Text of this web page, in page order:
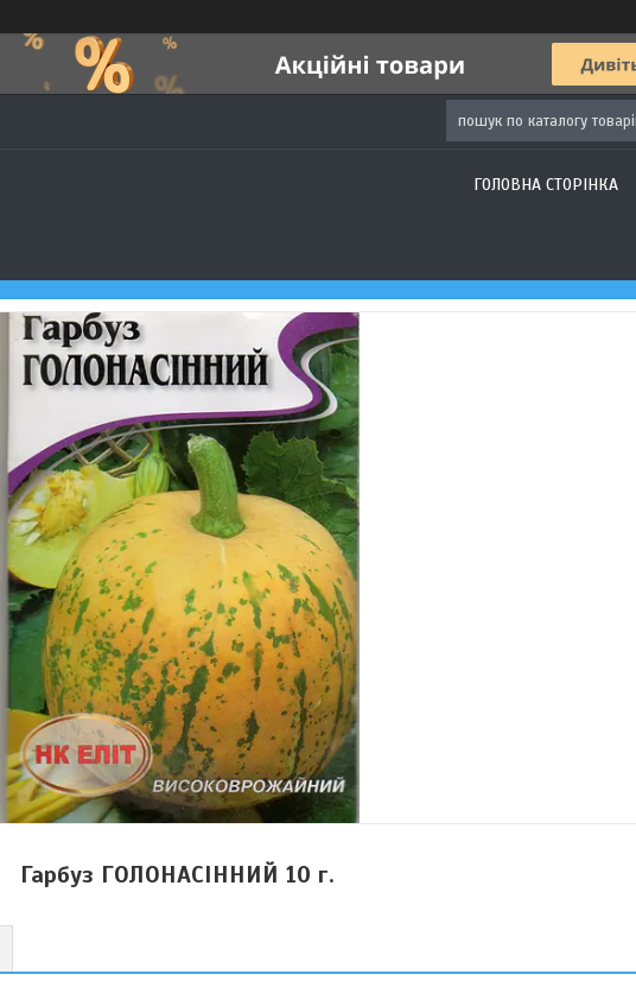
ГОЛОВНА СТОРІНКА
Гарбуз ГОЛОНАСІННИЙ 10 г.